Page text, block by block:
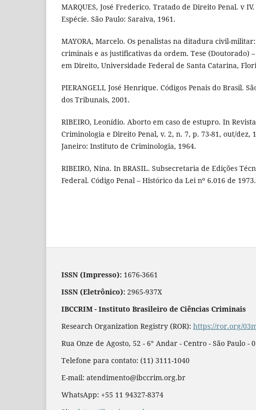
MARQUES, José Frederico. Tratado de Direito Penal. v
Espécie. São Paulo: Saraiva, 1961.
MAYORA, Marcelo. Os penalistas na ditadura civil-
criminais e as justificativas da ordem. Tese (Doutorado) –
em Direito, Universidade Federal de Santa Catarina,
PIERANGELI, José Henrique. Códigos Penais do Brasil.
dos Tribunais, 2001.
RIBEIRO, Leonídio. Aborto em caso de estupro. In
Criminologia e Direito Penal, v. 2, n. 7, p. 73-81, out/dez,
Janeiro: Instituto de Criminologia, 1964.
RIBEIRO, Nina. In BRASIL. Subsecretaria de Edições
Federal. Código Penal – Histórico da Lei nº 6.016 de
ISSN (Impresso): 1676-3661
ISSN (Eletrônico): 2965-937X
IBCCRIM - Instituto Brasileiro de Ciências Criminais
Research Organization Registry (ROR): https://ror.org/
Rua Onze de Agosto, 52 - 6° Andar - Centro - São Paulo -
Telefone para contato: (11) 3111-1040
E-mail: atendimento@ibccrim.org.br
WhatsApp: +55 11 94327-8374